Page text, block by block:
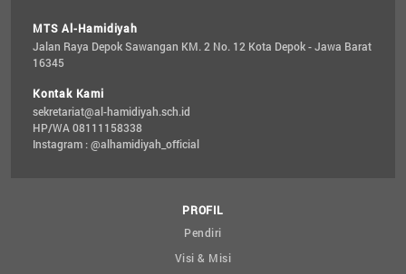
MTS Al-Hamidiyah
Jalan Raya Depok Sawangan KM. 2 No. 12 Kota Depok - Jawa Barat
16345
Kontak Kami
sekretariat@al-hamidiyah.sch.id
HP/WA 08111158338
Instagram : @alhamidiyah_official
PROFIL
Pendiri
Visi & Misi